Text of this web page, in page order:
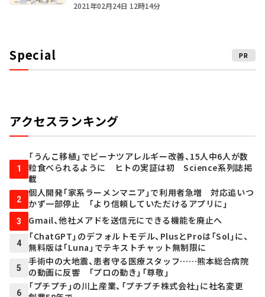
2021年02月24日 12時14分
Special PR
アクセスランキング
1
「うんこ移植」でピーナツアレルギー改善、15人中6人が数
粒食べられるように ヒトの実証は初 Science系列誌掲
載
2
個人開発「家系ラーメンマニア」で利用者急増 対応追いつ
かず一部停止 「より信頼していただけるアプリに」
3 Gmail、他社メアドを送信元にできる機能を廃止へ
4
「ChatGPT」のデフォルトモデル、PlusとProは「Sol」に、
無料版は「Luna」でテキストチャット無制限に
5
手術中の大地震、患者守る医療スタッフ……熊本総合病院
の動画に反響 「プロの動き」「尊敬」
6
「プチプチ」の川上産業、「プチプチ株式会社」に社名変更